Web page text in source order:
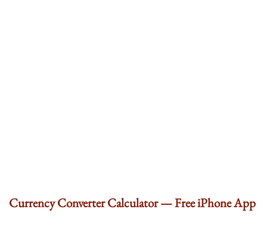
Currency Converter Calculator — Free iPhone App